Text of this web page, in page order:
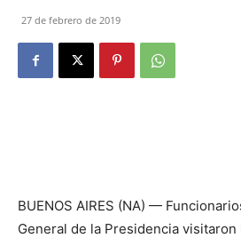
27 de febrero de 2019
BUENOS AIRES (NA) —
General de la Presidencia visitaron